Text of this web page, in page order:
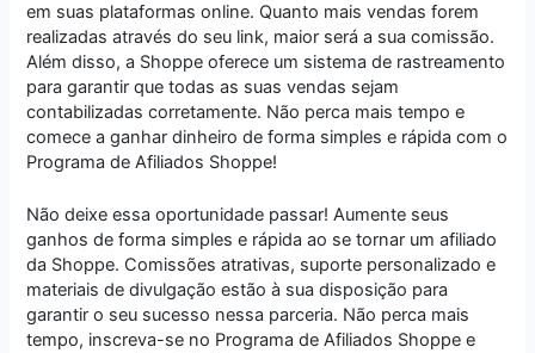
em suas plataformas online. Quanto mais vendas forem
realizadas através do seu link, maior será a sua comissão.
Além disso, a Shoppe oferece um sistema de rastreamento
para garantir que todas as suas vendas sejam
contabilizadas corretamente. Não perca mais tempo e
comece a ganhar dinheiro de forma simples e rápida com o
Programa de Afiliados Shoppe!
Não deixe essa oportunidade passar! Aumente seus
ganhos de forma simples e rápida ao se tornar um afiliado
da Shoppe. Comissões atrativas, suporte personalizado e
materiais de divulgação estão à sua disposição para
garantir o seu sucesso nessa parceria. Não perca mais
tempo, inscreva-se no Programa de Afiliados Shoppe e